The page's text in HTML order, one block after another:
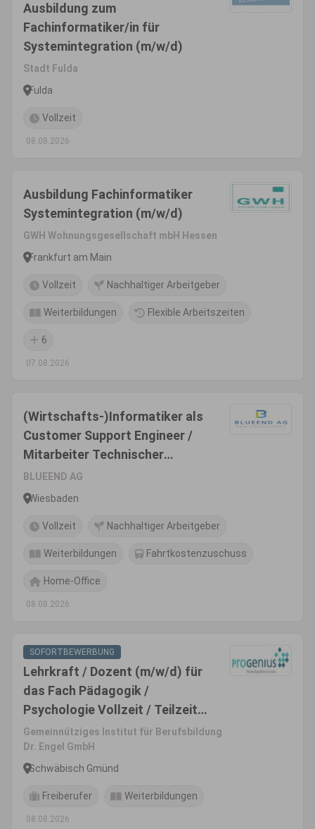
Ausbildung zum
Fachinformatiker/in für
Systemintegration (m/w/d)
Stadt Fulda
Fulda
Vollzeit
08.08.2026
Ausbildung Fachinformatiker
Systemintegration (m/w/d)
GWH Wohnungsgesellschaft mbH Hessen
Frankfurt am Main
Vollzeit Nachhaltiger Arbeitgeber
Weiterbildungen Flexible Arbeitszeiten
6
07.08.2026
(Wirtschafts-)Informatiker als
Customer Support Engineer /
Mitarbeiter Technischer
Kundensupport (m/w/d)
BLUEEND AG
Wiesbaden
Vollzeit Nachhaltiger Arbeitgeber
Weiterbildungen Fahrtkostenzuschuss
Home-Office
08.08.2026
SOFORTBEWERBUNG
Lehrkraft / Dozent (m/w/d) für
das Fach Pädagogik /
Psychologie Vollzeit / Teilzeit /
Honorarbasis
Gemeinnütziges Institut für Berufsbildung
Dr. Engel GmbH
Schwäbisch Gmünd
Freiberufer Weiterbildungen
08.08.2026